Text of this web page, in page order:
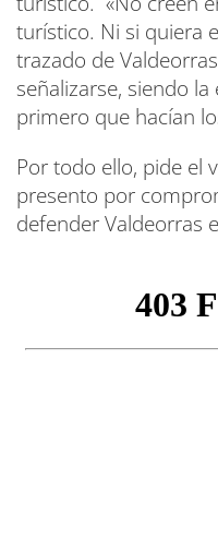
turístico. Ni si quiera
trazado de
señalizarse, siendo
primero que hacían
Por todo ello, pide el
presento por
defender Valdeorras